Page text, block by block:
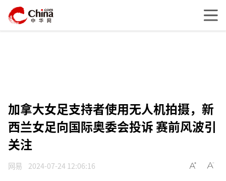
加拿大女足支持者使用无人机拍摄，新
西兰女足向国际奥委会投诉 赛前风波引
关注
网易 2024-07-24 12:06:16